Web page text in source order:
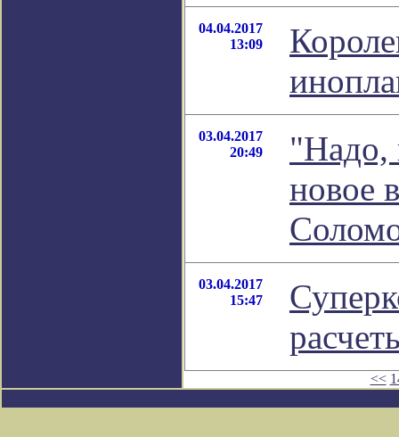
04.04.2017
13:09
03.04.2017
20:49
"Надо,
новое
03.04.2017
15:47
<<